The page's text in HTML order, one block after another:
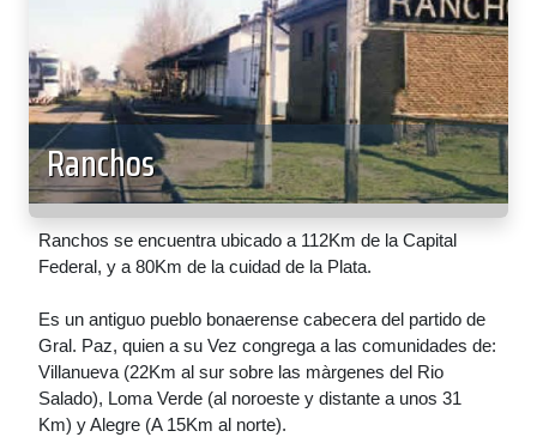
Ranchos
Ranchos se encuentra ubicado a 112Km de la Capital
Federal, y a 80Km de la cuidad de la Plata.
Es un antiguo pueblo bonaerense cabecera del partido de
Gral. Paz, quien a su Vez congrega a las comunidades de:
Villanueva (22Km al sur sobre las màrgenes del Rio
Salado), Loma Verde (al noroeste y distante a unos 31
Km) y Alegre (A 15Km al norte).